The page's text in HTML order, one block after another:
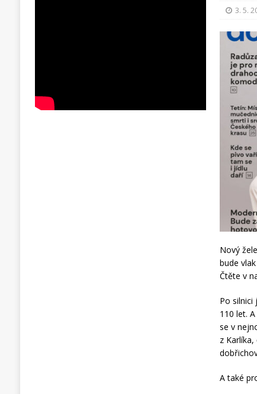
3. 5.
Nový
bude
Čtěte v
Po silnici
110 let.
se v
z
A také